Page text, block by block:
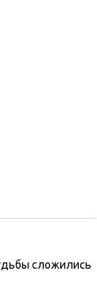
сложились